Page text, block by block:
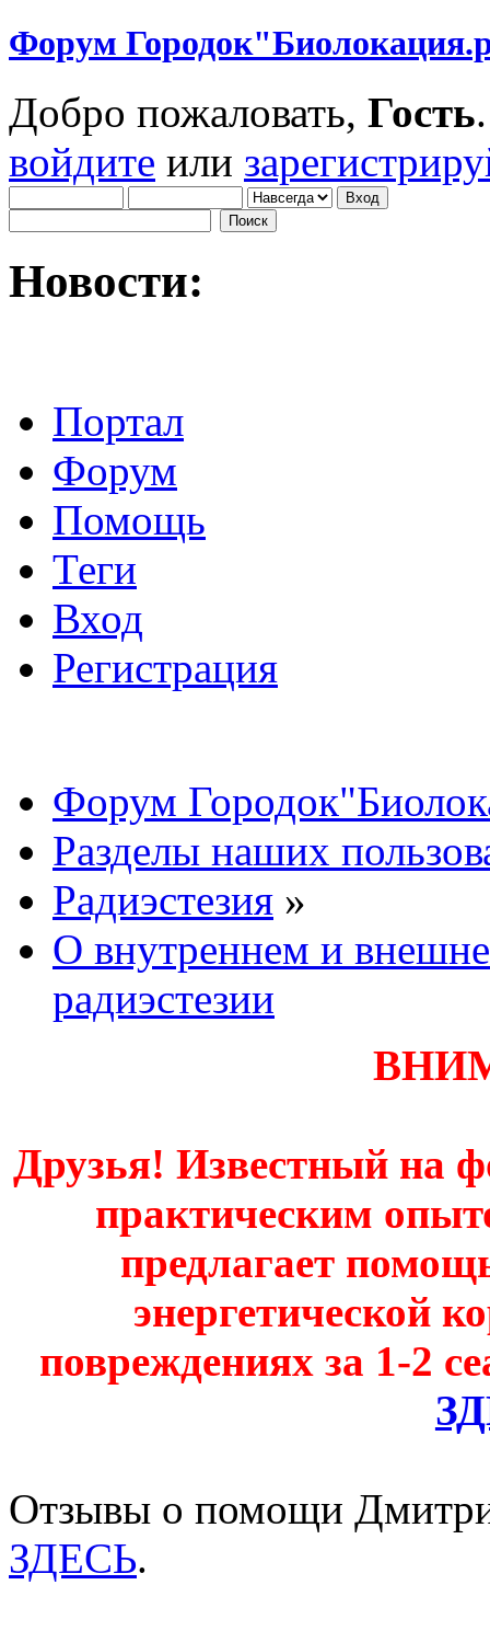
Форум
Добро пожаловать, Гость
войдите или
Новости:
Портал
Форум
Помощь
Теги
Вход
Регистрация
Форум
Разделы наших
Радиэстезия »
О внутреннем и
радиэстезии
Друзья! Известный на
практическим
предлагает
энергетической
повреждениях за 1-2
Отзывы о помощи
ЗДЕСЬ.